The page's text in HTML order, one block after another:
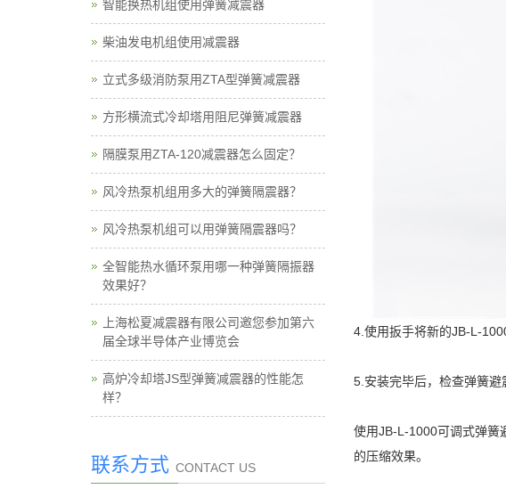
4.使用扳手将新的JB-L-
5.安装完毕后，检查弹簧避
使用JB-L-1000可调式弹簧
的压缩效果。
智能换热机组使用弹簧减震器
柴油发电机组使用减震器
立式多级消防泵用ZTA型弹簧减震器
方形横流式冷却塔用阻尼弹簧减震器
隔膜泵用ZTA-120减震器怎么固定？
风冷热泵机组用多大的弹簧隔震器？
风冷热泵机组可以用弹簧隔震器吗？
全智能热水循环泵用哪一种弹簧隔振器
效果好？
上海松夏减震器有限公司邀您参加第六
届全球半导体产业博览会
高炉冷却塔JS型弹簧减震器的性能怎
样？
联系方式 CONTACT US